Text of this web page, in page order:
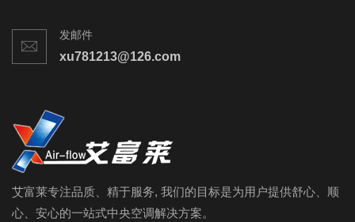
发邮件
xu781213@126.com
艾富莱专注品质、精于服务, 我们的目标是为用户提供舒心、顺
心、安心的一站式中央空调解决方案。